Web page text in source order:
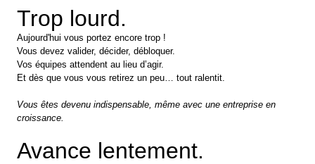
Trop lourd.
Aujourd'hui vous portez encore trop !
Vous devez valider, décider, débloquer.
Vos équipes attendent au lieu d’agir.
Et dès que vous vous retirez un peu… tout ralentit.
Vous êtes devenu indispensable, même avec une entreprise en
croissance.
Avance lentement.